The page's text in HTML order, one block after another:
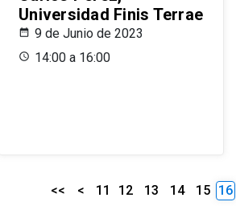
Universidad Finis Terrae
9 de Junio de 2023
14:00 a 16:00
<< < 11 12 13 14 15 16